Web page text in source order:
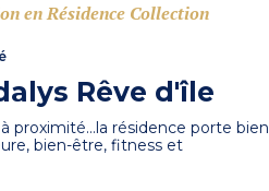
en Résidence Collection
Rêve d'île
proximité...la résidence porte bien
bien-être, fitness et